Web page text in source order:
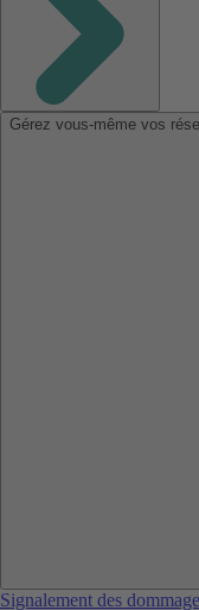
Gérez vous-même vos
Signalement des